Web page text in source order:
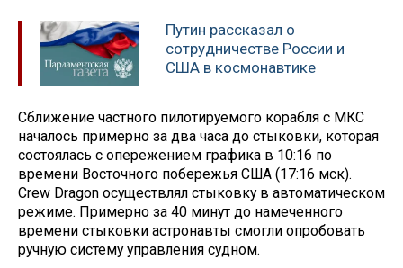
Путин рассказал о
сотрудничестве России и
США в космонавтике
Сближение частного пилотируемого корабля с МКС
началось примерно за два часа до стыковки, которая
состоялась с опережением графика в 10:16 по
времени Восточного побережья США (17:16 мск).
Crew Dragon осуществлял стыковку в автоматическом
режиме. Примерно за 40 минут до намеченного
времени стыковки астронавты смогли опробовать
ручную систему управления судном.